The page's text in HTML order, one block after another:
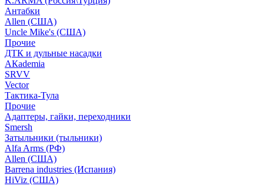
Антабки
Allen (США)
Uncle Mike's (США)
Прочие
ДТК и дульные насадки
АКademia
SRVV
Vector
Тактика-Тула
Прочие
Адаптеры, гайки, переходники
Smersh
Затыльники (тыльники)
Alfa Arms (РФ)
Allen (США)
Barrena industries (Испания)
HiViz (США)